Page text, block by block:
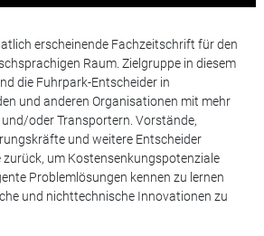
erscheinende Fachzeitschrift für den
Raum. Zielgruppe in diesem
die Fuhrpark-Entscheider in
und anderen Organisationen mit mehr
oder Transportern. Vorstände,
und weitere Entscheider
um Kostensenkungspotenziale
Problemlösungen kennen zu lernen
und nichttechnische Innovationen zu